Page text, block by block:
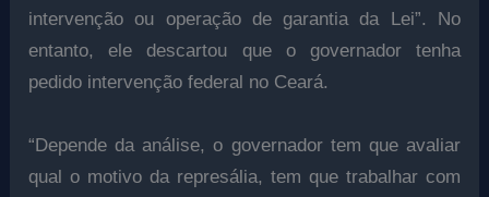
intervenção ou operação de garantia da Lei”. No
entanto, ele descartou que o governador tenha
pedido intervenção federal no Ceará.
“Depende da análise, o governador tem que avaliar
qual o motivo da represália, tem que trabalhar com